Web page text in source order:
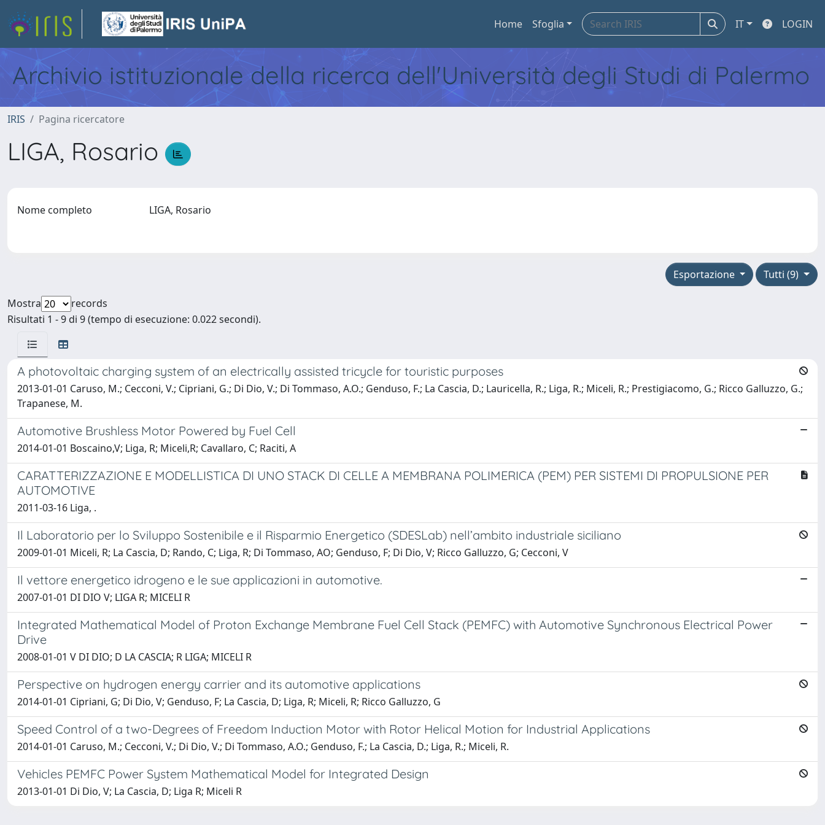
Home Sfoglia IT LOGIN
Archivio istituzionale della ricerca dell'Università degli Studi di Palermo
IRIS Pagina ricercatore
LIGA, Rosario
Nome completo LIGA, Rosario
Tutti (9)
Esportazione
Mostra
records
Risultati 1 - 9 di 9 (tempo di esecuzione: 0.022 secondi).
A photovoltaic charging system of an electrically assisted tricycle for touristic purposes
2013-01-01 Caruso, M.; Cecconi, V.; Cipriani, G.; Di Dio, V.; Di Tommaso, A.O.; Genduso, F.; La Cascia, D.; Lauricella, R.; Liga, R.; Miceli, R.; Prestigiacomo, G.; Ricco Galluzzo, G.;
Trapanese, M.
Automotive Brushless Motor Powered by Fuel Cell
2014-01-01 Boscaino,V; Liga, R; Miceli,R; Cavallaro, C; Raciti, A
CARATTERIZZAZIONE E MODELLISTICA DI UNO STACK DI CELLE A MEMBRANA POLIMERICA (PEM) PER SISTEMI DI PROPULSIONE PER
AUTOMOTIVE
2011-03-16 Liga, .
Il Laboratorio per lo Sviluppo Sostenibile e il Risparmio Energetico (SDESLab) nell’ambito industriale siciliano
2009-01-01 Miceli, R; La Cascia, D; Rando, C; Liga, R; Di Tommaso, AO; Genduso, F; Di Dio, V; Ricco Galluzzo, G; Cecconi, V
Il vettore energetico idrogeno e le sue applicazioni in automotive.
2007-01-01 DI DIO V; LIGA R; MICELI R
Integrated Mathematical Model of Proton Exchange Membrane Fuel Cell Stack (PEMFC) with Automotive Synchronous Electrical Power
Drive
2008-01-01 V DI DIO; D LA CASCIA; R LIGA; MICELI R
Perspective on hydrogen energy carrier and its automotive applications
2014-01-01 Cipriani, G; Di Dio, V; Genduso, F; La Cascia, D; Liga, R; Miceli, R; Ricco Galluzzo, G
Speed Control of a two-Degrees of Freedom Induction Motor with Rotor Helical Motion for Industrial Applications
2014-01-01 Caruso, M.; Cecconi, V.; Di Dio, V.; Di Tommaso, A.O.; Genduso, F.; La Cascia, D.; Liga, R.; Miceli, R.
Vehicles PEMFC Power System Mathematical Model for Integrated Design
2013-01-01 Di Dio, V; La Cascia, D; Liga R; Miceli R